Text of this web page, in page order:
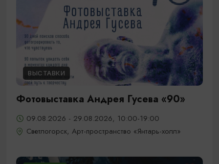
ВЫСТАВКИ
Фотовыставка Андрея Гусева «90»
09.08.2026 - 29.08.2026, 10:00-19:00
Светлогорск, Арт-пространство «Янтарь-холл»